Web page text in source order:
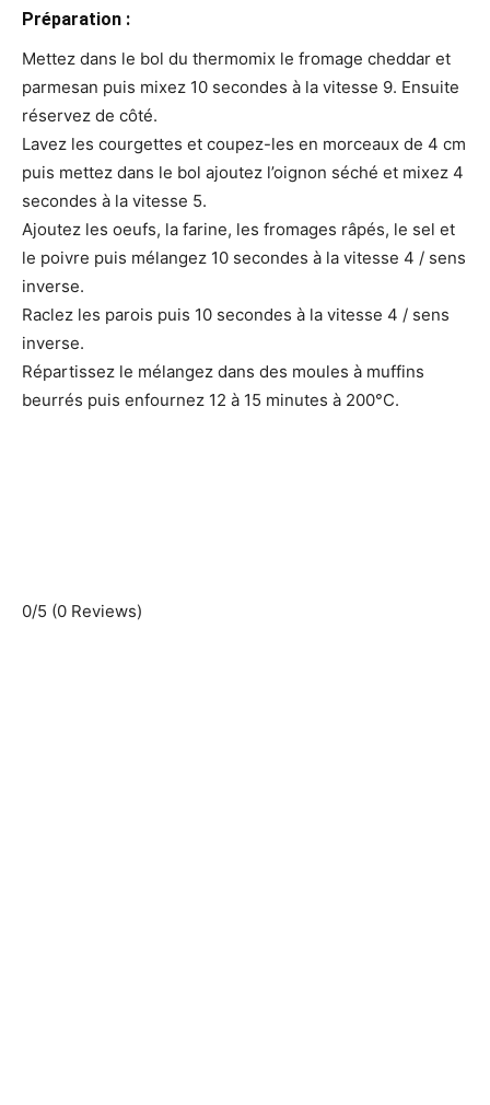
Préparation :
Mettez dans le bol du thermomix le fromage cheddar et
parmesan puis mixez 10 secondes à la vitesse 9. Ensuite
réservez de côté.
Lavez les courgettes et coupez-les en morceaux de 4 cm
puis mettez dans le bol ajoutez l’oignon séché et mixez 4
secondes à la vitesse 5.
Ajoutez les oeufs, la farine, les fromages râpés, le sel et
le poivre puis mélangez 10 secondes à la vitesse 4 / sens
inverse.
Raclez les parois puis 10 secondes à la vitesse 4 / sens
inverse.
Répartissez le mélangez dans des moules à muffins
beurrés puis enfournez 12 à 15 minutes à 200°C.
0/5 (0 Reviews)